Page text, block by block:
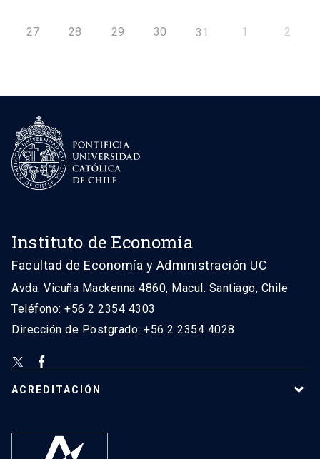
27 28 29 30 31 1 2
Instituto de Economía
Facultad de Economía y Administración UC
Avda. Vicuña Mackenna 4860, Macul. Santiago, Chile
Teléfono: +56 2 2354 4303
Dirección de Postgrado: +56 2 2354 4028
ACREDITACIÓN